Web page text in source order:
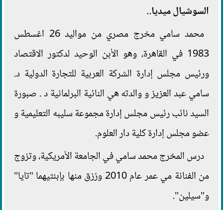
السوشيال ميديا..
محمد سامي مخرج مصري من مواليد 26 اغسطس
1983 في القاهرة، وهو الأبن الوحيد لدكتور الاقتصاد
ورئيس مجلس إدارة الشركة العربية للتجارة الدولية د.
سامي عبد العزيز و والدته هي النائية البرلمانية د . صبورة
السيد نائب رئيس مجلس إدارة مجموعة سليبه التعليمية و
عضو مجلس إدارة كلية دار العلوم.
درس المخرج محمد سامي في الجامعة الأمريكية، وتزوج
من الفنانة مي عمر عام 2010 ورُزق منها بإبنتيهما "تايا"
و"سيلين".